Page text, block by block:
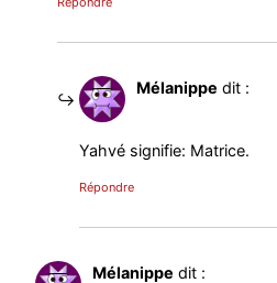
Mélanippe dit :
Yahvé signifie: Matrice.
Répondre
Mélanippe dit :